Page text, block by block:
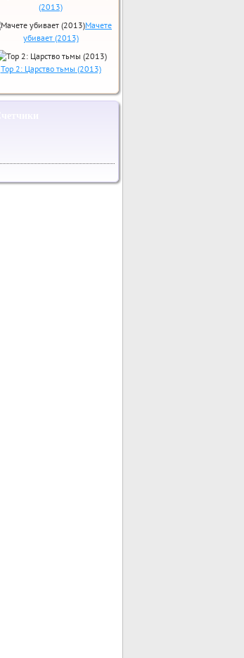
(2013)
Мачете
убивает (2013)
Тор 2: Царство тьмы (2013)